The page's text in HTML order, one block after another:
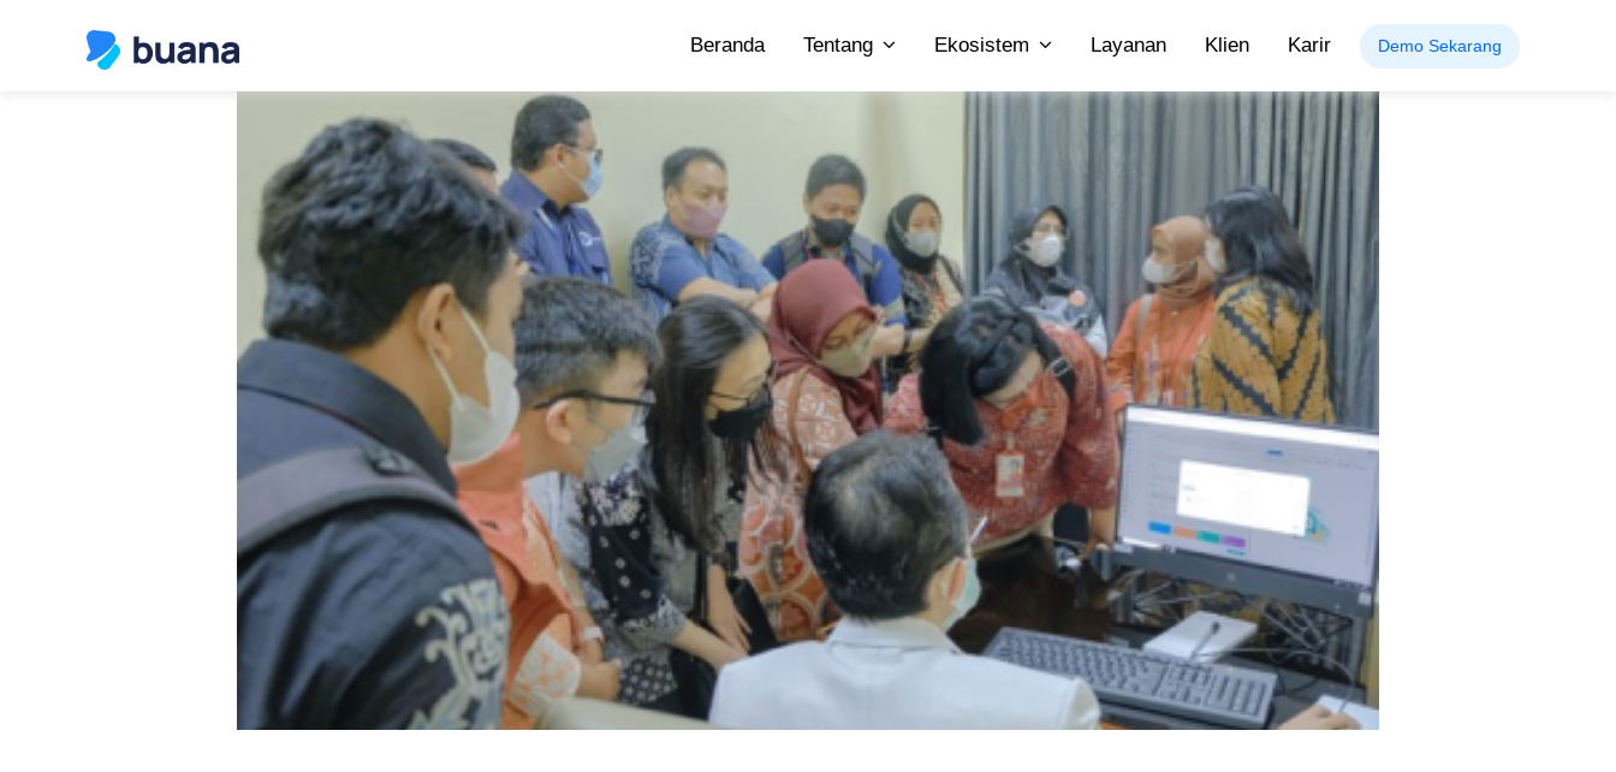
Beranda Tentang Ekosistem Layanan Klien Karir Demo Sekarang